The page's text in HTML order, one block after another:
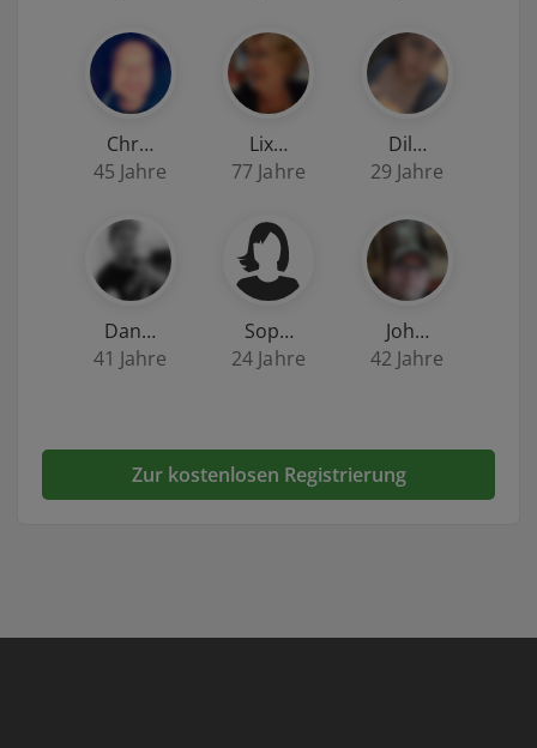
Chr…
45 Jahre
Lix…
77 Jahre
Dil…
29 Jahre
Dan…
41 Jahre
Sop…
24 Jahre
Joh…
42 Jahre
Zur kostenlosen Registrierung